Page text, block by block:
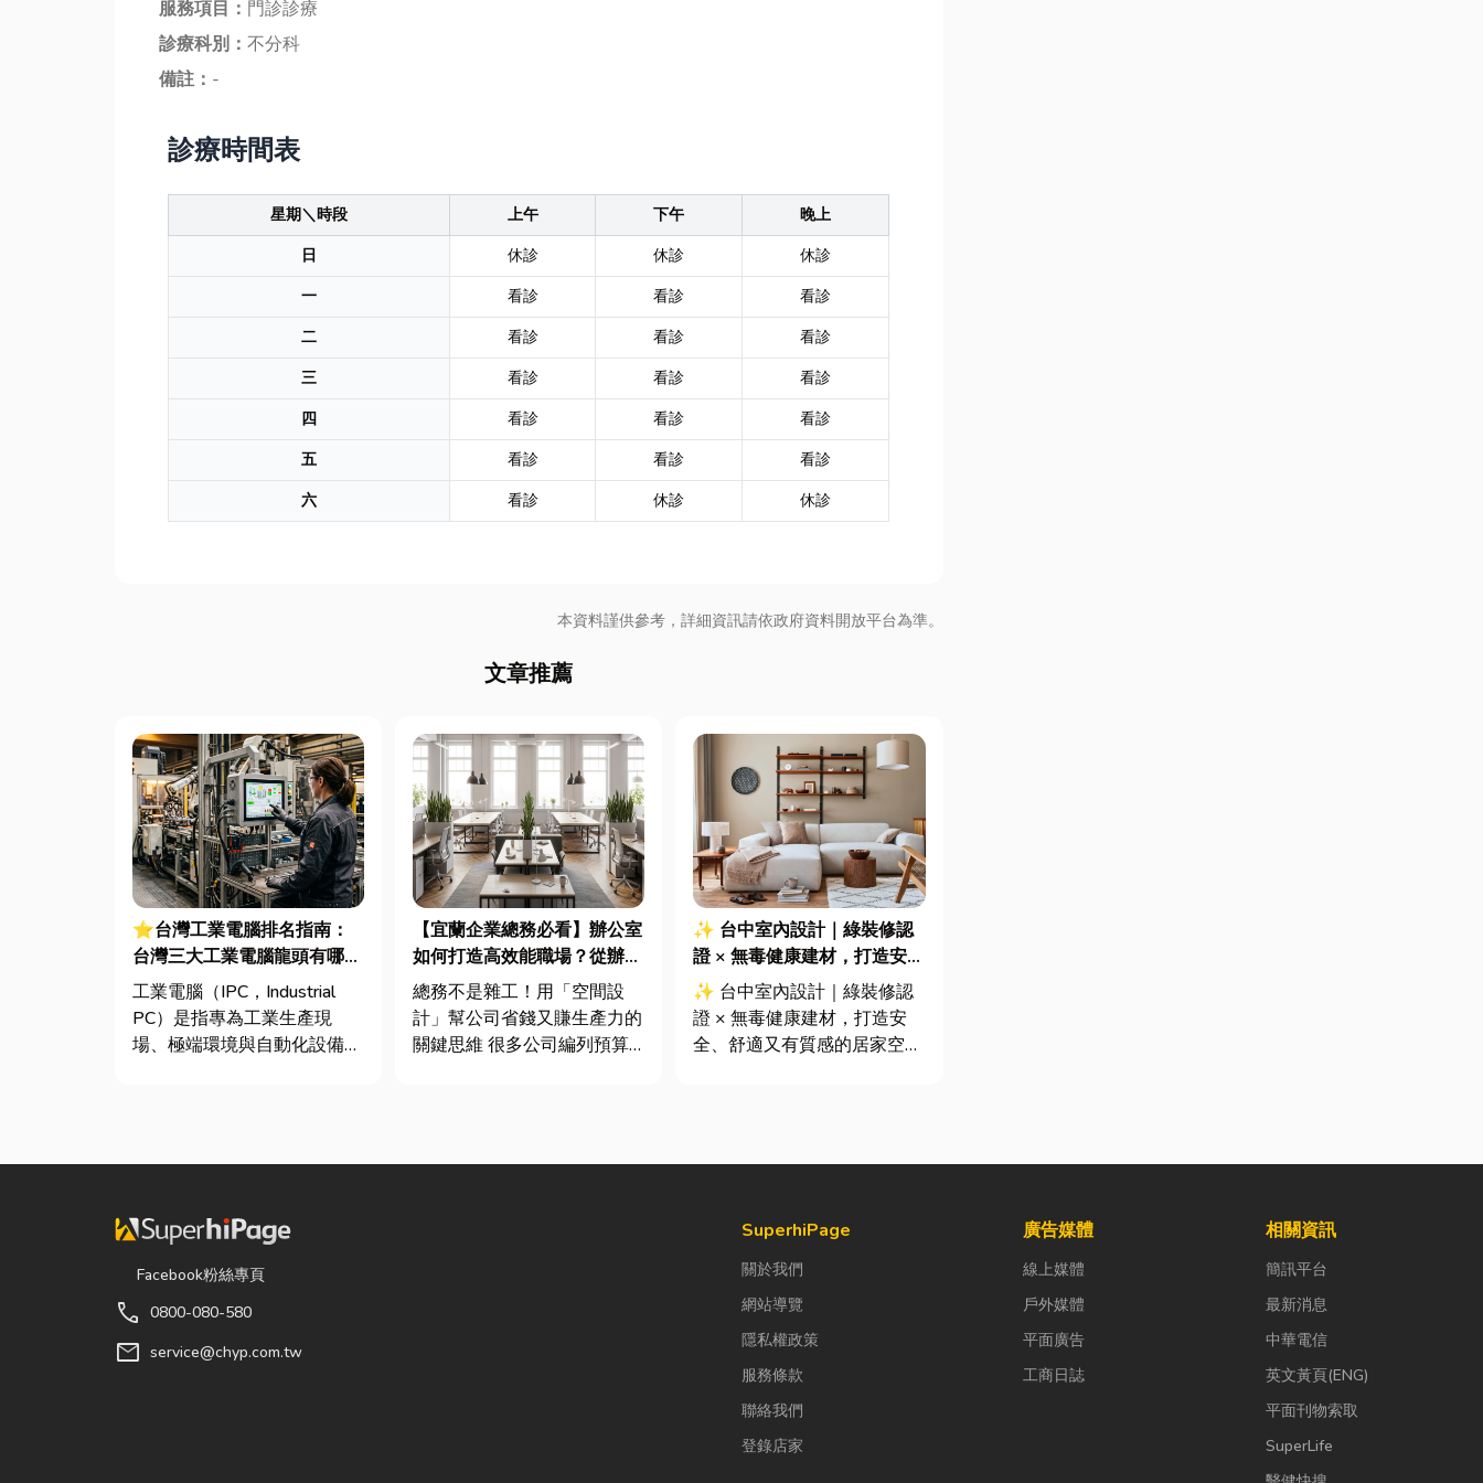
服務項目： 門診診療
診療科別： 不分科
備註： -
診療時間表
星期＼時段 上午 下午
晚上
日
休診 休診
休診
一
看診 看診
看診
二
看診 看診
看診
三
看診 看診
看診
四
看診 看診
看診
五
看診 看診
看診
六
看診 休診 休診
本資料謹供參考，詳細資訊請依政府資料開放平台為準。
文章推薦
⭐台灣工業電腦排名指南：
台灣三大工業電腦龍頭有哪
些？工廠採購與品牌選型全解
析
工業電腦（IPC，Industrial
PC）是指專為工業生產現
場、極端環境與自動化設備所
【宜蘭企業總務必看】辦公室
如何打造高效能職場？從辦公
桌椅、系統屏風到空間設計關
鍵！
總務不是雜工！用「空間設
計」幫公司省錢又賺生產力的
關鍵思維 很多公司編列預算
✨ 台中室內設計｜綠裝修認
證 × 無毒健康建材，打造安
全、舒適又有質感的居家空間
✨ 台中室內設計｜綠裝修認
證 × 無毒健康建材，打造安
全、舒適又有質感的居家空間
Facebook粉絲專頁
call 0800-080-580
mail service@chyp.com.tw
SuperhiPage
關於我們
網站導覽
隱私權政策
服務條款
聯絡我們
登錄店家
廣告媒體
線上媒體
戶外媒體
平面廣告
工商日誌
相關資訊
簡訊平台
最新消息
中華電信
英文黃頁(ENG)
平面刊物索取
SuperLife